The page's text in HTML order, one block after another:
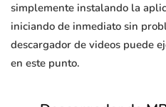
simplemente instalando la
iniciando de inmediato sin
descargador de videos puede
en este punto.